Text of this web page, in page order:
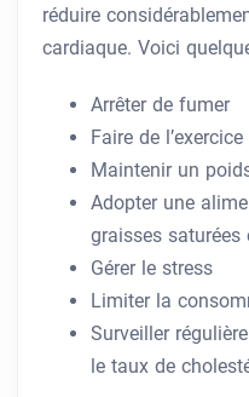
réduire
cardiaque. Voici
Arrêter de fumer
Faire de
Maintenir un
Adopter une
graisses saturées
Gérer le stress
Limiter la
Surveiller
le taux de